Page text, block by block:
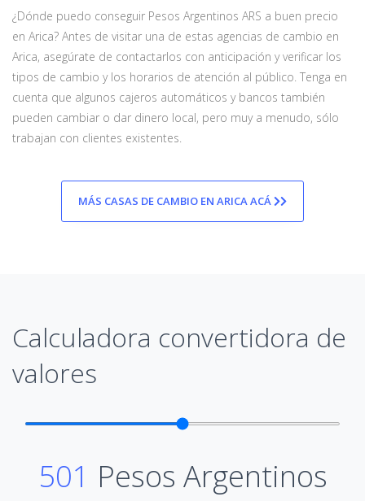
¿Dónde puedo conseguir Pesos Argentinos ARS a buen precio
en Arica? Antes de visitar una de estas agencias de cambio en
Arica, asegúrate de contactarlos con anticipación y verificar los
tipos de cambio y los horarios de atención al público. Tenga en
cuenta que algunos cajeros automáticos y bancos también
pueden cambiar o dar dinero local, pero muy a menudo, sólo
trabajan con clientes existentes.
MÁS CASAS DE CAMBIO EN ARICA ACÁ
Calculadora convertidora de
valores
501 Pesos Argentinos